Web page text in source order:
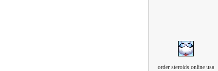
order steroids online usa